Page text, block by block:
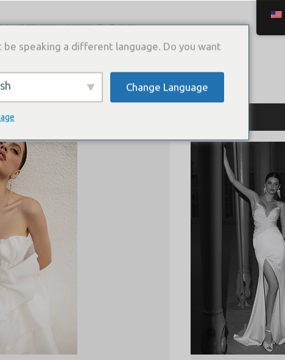
ГДЕ КУПИТЬ СВЯЗАТЬСЯ С НАМИ
speaking a different language. Do you want
Change Language